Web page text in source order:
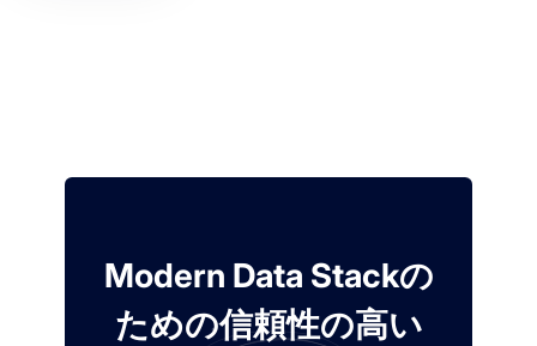
Modern Data Stackの
ための信頼性の高い